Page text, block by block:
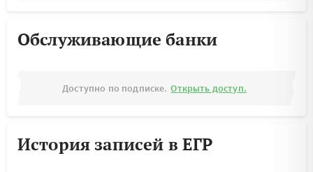
Обслуживающие банки
Доступно по подписке. Открыть доступ.
История записей в ЕГР